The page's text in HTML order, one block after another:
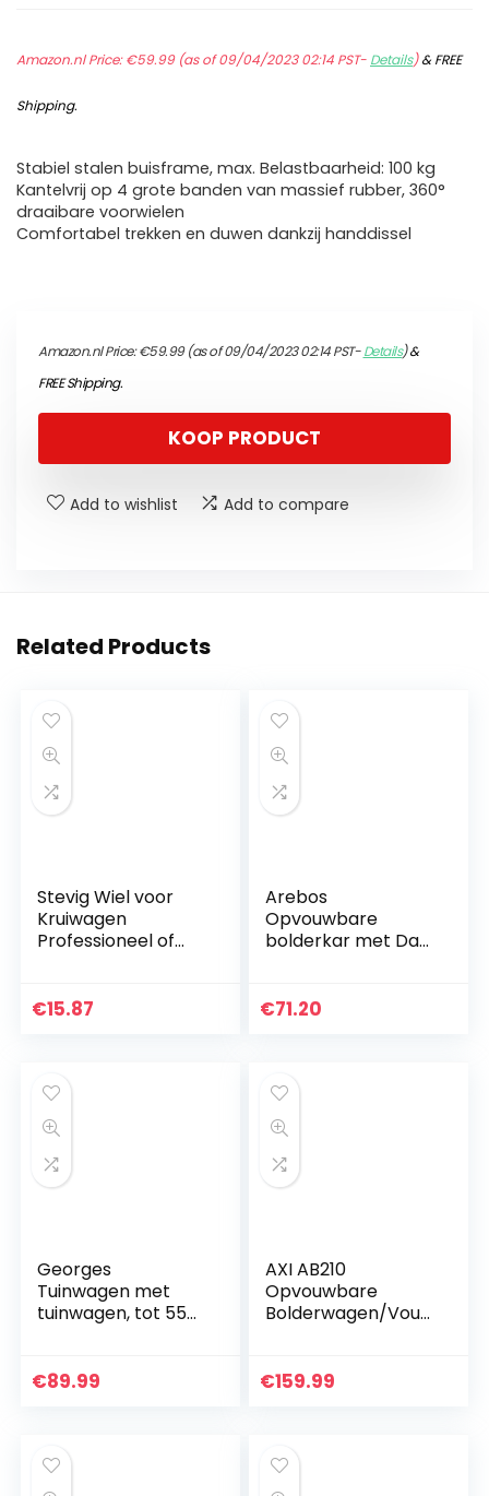
Amazon.nl Price:€59.99(as of 09/04/2023 02:14 PST- Details)&FREE
Shipping.
Stabiel stalen buisframe, max. Belastbaarheid: 100 kg
Kantelvrij op 4 grote banden van massief rubber, 360°
draaibare voorwielen
Comfortabel trekken en duwen dankzij handdissel
Amazon.nl Price:€59.99(as of 09/04/2023 02:14 PST-Details)&
FREE Shipping.
KOOP PRODUCT
Add to wishlist Add to compare
Related Products
Stevig Wiel voor
Kruiwagen
Professioneel of
Metalen Centrum
€15.87
Arebos
Opvouwbare
bolderkar met Dak
buitenvak |
€71.20
Georges
Tuinwagen met
tuinwagen, tot 550
uitneembaar
€89.99
AXI AB210
Opvouwbare
Bolderwagen/Vouw
duwstang Blauw –
€159.99